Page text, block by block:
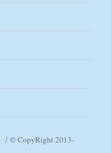
© CopyRight 2013-